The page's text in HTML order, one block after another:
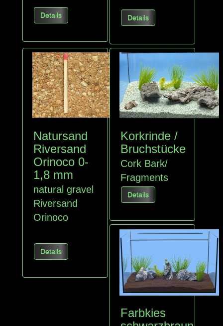
Details Details
Natursand
Riversand
Orinoco 0-
1,8 mm
natural gravel
Riversand
Orinoco
Details
Korkrinde /
Bruchstücke
Cork Bark/
Fragments
Details
Farbkies